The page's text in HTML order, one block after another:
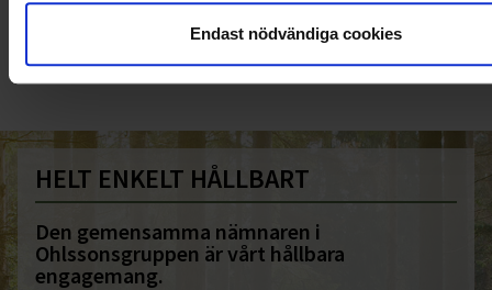
Endast nödvändiga cookies
010-45 00 200​
HELT ENKELT HÅLLBART
Den gemensamma nämnaren i
Ohlssonsgruppen är vårt hållbara
engagemang.